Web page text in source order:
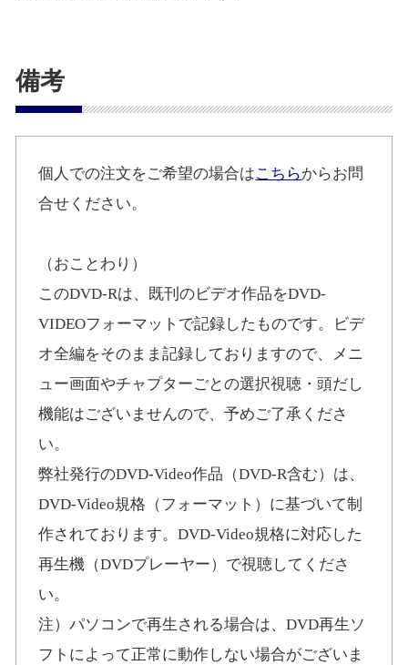
備考
個人での注文をご希望の場合はこちらからお問
合せください。
（おことわり）
このDVD-Rは、既刊のビデオ作品をDVD-
VIDEOフォーマットで記録したものです。ビデ
オ全編をそのまま記録しておりますので、メニ
ュー画面やチャプターごとの選択視聴・頭だし
機能はございませんので、予めご了承くださ
い。
弊社発行のDVD-Video作品（DVD-R含む）は、
DVD-Video規格（フォーマット）に基づいて制
作されております。DVD-Video規格に対応した
再生機（DVDプレーヤー）で視聴してくださ
い。
注）パソコンで再生される場合は、DVD再生ソ
フトによって正常に動作しない場合がございま